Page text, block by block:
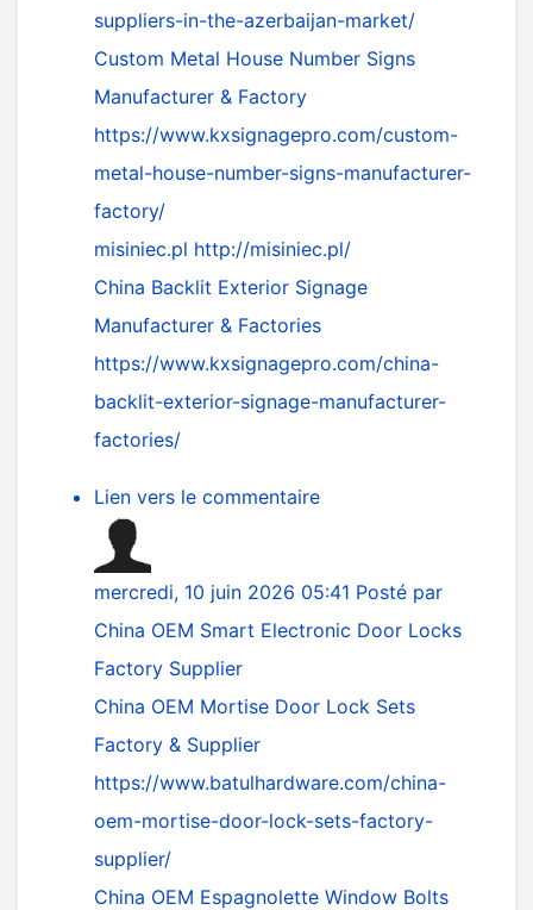
suppliers-in-the-azerbaijan-market/
Custom Metal House Number Signs
Manufacturer & Factory
https://www.kxsignagepro.com/custom-
metal-house-number-signs-manufacturer-
factory/
misiniec.pl http://misiniec.pl/
China Backlit Exterior Signage
Manufacturer & Factories
https://www.kxsignagepro.com/china-
backlit-exterior-signage-manufacturer-
factories/
Lien vers le commentaire
mercredi, 10 juin 2026 05:41 Posté par
China OEM Smart Electronic Door Locks
Factory Supplier
China OEM Mortise Door Lock Sets
Factory & Supplier
https://www.batulhardware.com/china-
oem-mortise-door-lock-sets-factory-
supplier/
China OEM Espagnolette Window Bolts